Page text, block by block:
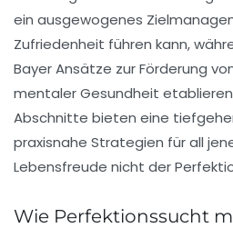
ein ausgewogenes
Zufriedenheit führen kann,
Bayer Ansätze zur Förderung
mentaler Gesundheit
Abschnitte bieten eine
praxisnahe Strategien für all
Lebensfreude nicht der
Wie Perfektionssucht